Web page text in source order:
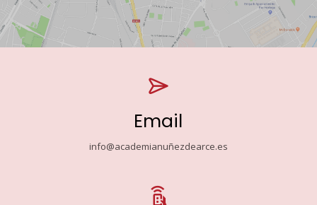
Email
info@academianuñezdearce.es